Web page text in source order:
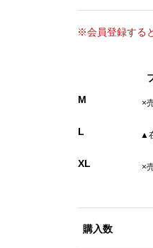
※会員登録する
M
×
L ▲
XL ×
購入数